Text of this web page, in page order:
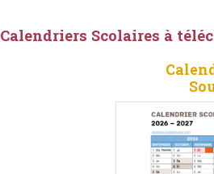
Calendriers Scolaires à